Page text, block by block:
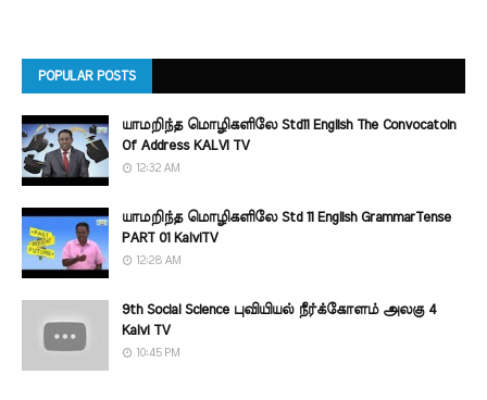
POPULAR POSTS
யாமறிந்த மொழிகளிலே Std11 English The Convocatoin
Of Address KALVI TV
12:32 AM
யாமறிந்த மொழிகளிலே Std 11 English GrammarTense
PART 01 KalviTV
12:28 AM
9th Social Science புவியியல் நீர்க்கோளம் அலகு 4
Kalvi TV
10:45 PM